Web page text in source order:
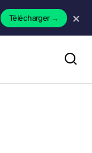
Télécharger→ ×